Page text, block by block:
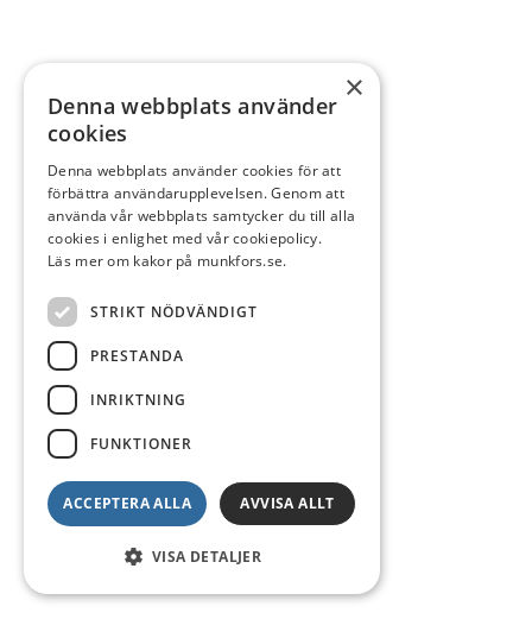
×
Denna webbplats använder
cookies
Denna webbplats använder cookies för att
förbättra användarupplevelsen. Genom att
använda vår webbplats samtycker du till alla
cookies i enlighet med vår cookiepolicy.
Läs mer om kakor på munkfors.se.
STRIKT NÖDVÄNDIGT
PRESTANDA
INRIKTNING
FUNKTIONER
ACCEPTERA ALLA AVVISA ALLT
VISA DETALJER